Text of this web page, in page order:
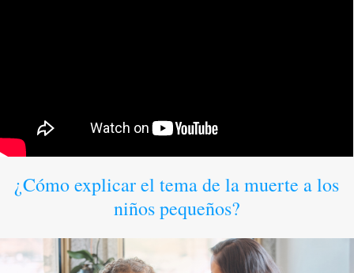
¿Cómo explicar el tema de la muerte a los
niños pequeños?